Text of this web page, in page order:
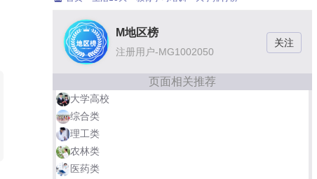
M地区榜
注册用户-MG1002050
页面相关推荐
大学高校
综合类
理工类
农林类
医药类